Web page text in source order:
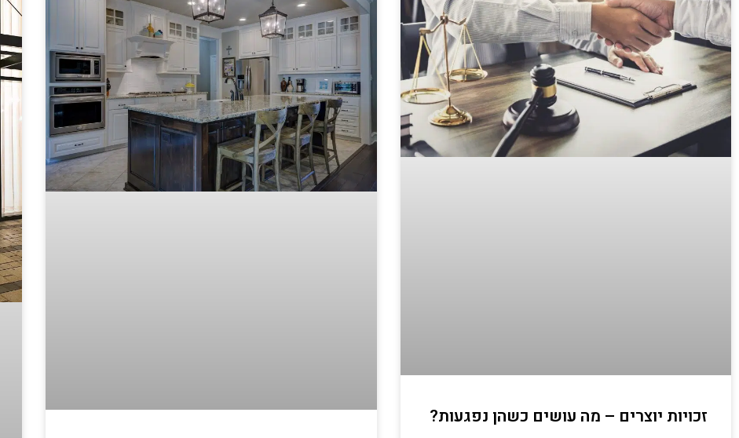
זכויות יוצרים – מה עושים כשהן נפגעות?